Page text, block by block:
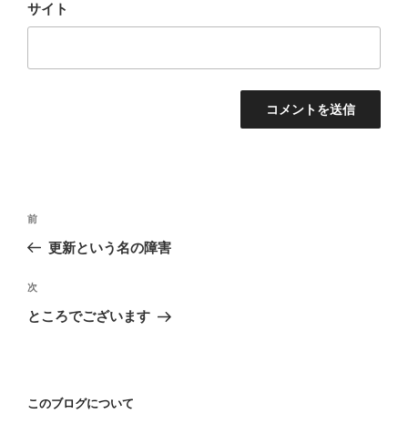
サイト
投
ビ
ゲ
ン
前
の
稿
前
更新という名の障害
次
の
次
ところでございます
このブログについて